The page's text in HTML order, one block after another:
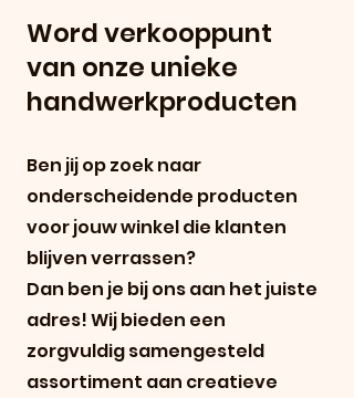
Word verkooppunt
van onze unieke
handwerkproducten
Ben jij op zoek naar
onderscheidende producten
voor jouw winkel die klanten
blijven verrassen?
Dan ben je bij ons aan het juiste
adres! Wij bieden een
zorgvuldig samengesteld
assortiment aan creatieve